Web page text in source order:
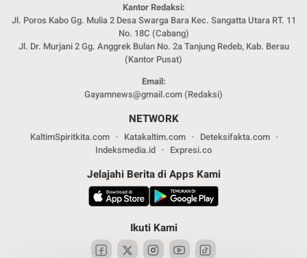
Kantor Redaksi:
Jl. Poros Kabo Gg. Mulia 2 Desa Swarga Bara Kec. Sangatta Utara RT. 11
No. 18C (Cabang)
Jl. Dr. Murjani 2 Gg. Anggrek Bulan No. 2a Tanjung Redeb, Kab. Berau
(Kantor Pusat)
Email:
Gayamnews@gmail.com (Redaksi)
NETWORK
KaltimSpiritkita.com Katakaltim.com
Deteksifakta.com
Indeksmedia.id
Expresi.co
Jelajahi Berita di Apps Kami
Ikuti Kami